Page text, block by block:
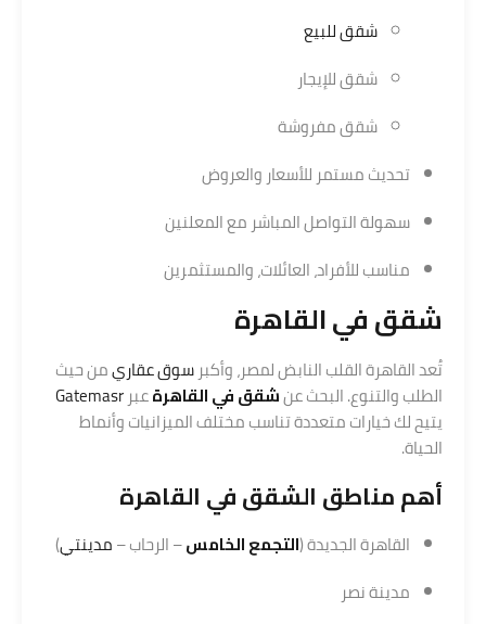
شقق للبيع
شقق للإيجار
شقق مفروشة
تحديث مستمر للأسعار والعروض
سهولة التواصل المباشر مع المعلنين
مناسب للأفراد، العائلات، والمستثمرين
شقق في القاهرة
تُعد القاهرة القلب النابض لمصر، وأكبر سوق عقاريمن حيث
الطلب والتنوع. البحث عنشقق في القاهرةعبر Gatemasr
يتيح لك خيارات متعددة تناسب مختلف الميزانيات وأنماط
الحياة.
أهم مناطق الشقق في القاهرة
القاهرة الجديدة (التجمع الخامس– الرحاب –مدينتي)
مدينة نصر